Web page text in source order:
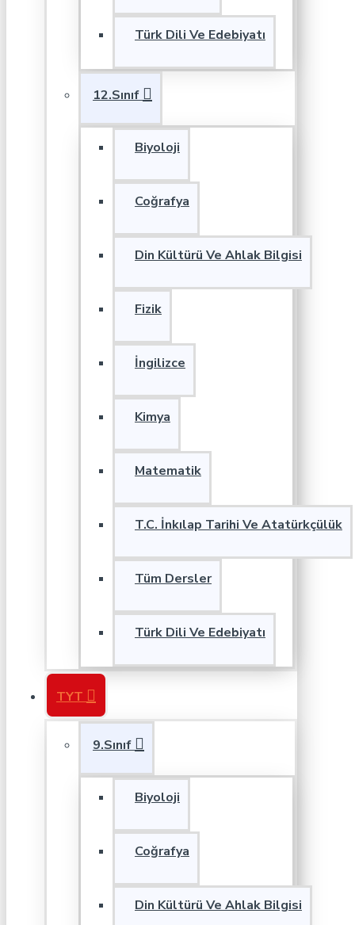
Türk Dili Ve Edebiyatı
12.Sınıf
Biyoloji
Coğrafya
Din Kültürü Ve Ahlak Bilgisi
Fizik
İngilizce
Kimya
Matematik
T.C. İnkılap Tarihi Ve Atatürkçülük
Tüm Dersler
Türk Dili Ve Edebiyatı
TYT
9.Sınıf
Biyoloji
Coğrafya
Din Kültürü Ve Ahlak Bilgisi